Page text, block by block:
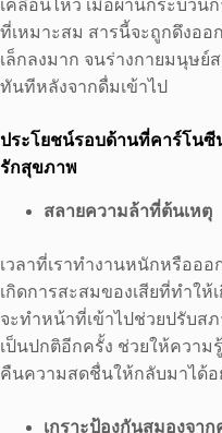
เคลื่อนไหว เมื่อผ่านกระบว
ที่เหมาะสม สารนี้จะถูกดึงอ
เล็กลงมาก จนร่างกายมนุษย์
ทันทีหลังจากดื่มเข้าไป
ประโยชน์รอบด้านที่คาร์โน
รักสุขภาพ
สลายความล้าที่ต้นเหตุ
เวลาที่เราทำงานหนักหรืออ
เกิดการสะสมของเสียที่ทำใ
จะทำหน้าที่เข้าไปช่วยปรับส
เป็นปกติอีกครั้ง ช่วยให้ความ
คืนความสดชื่นให้กลับมาได้อ
เกราะป้องกันสมองจาก